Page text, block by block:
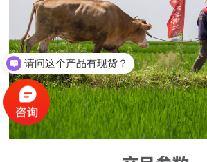
请问这个产品有现货？
我想咨询产品如何定制？